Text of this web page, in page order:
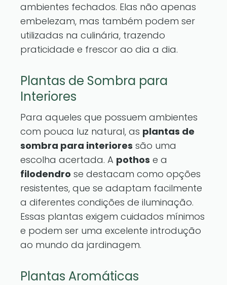
ambientes fechados. Elas não apenas
embelezam, mas também podem ser
utilizadas na culinária, trazendo
praticidade e frescor ao dia a dia.
Plantas de Sombra para
Interiores
Para aqueles que possuem ambientes
com pouca luz natural, as plantas de
sombra para interiores são uma
escolha acertada. A pothos e a
filodendro se destacam como opções
resistentes, que se adaptam facilmente
a diferentes condições de iluminação.
Essas plantas exigem cuidados mínimos
e podem ser uma excelente introdução
ao mundo da jardinagem.
Plantas Aromáticas